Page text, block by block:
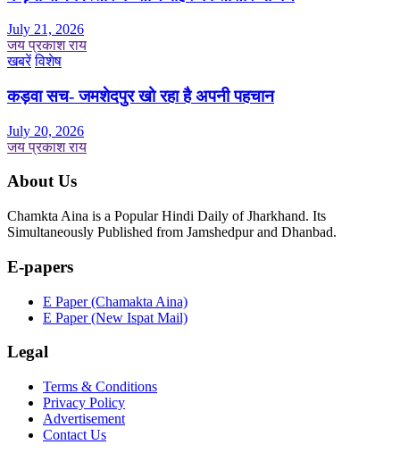
July 21, 2026
जय प्रकाश राय
खबरें विशेष
कड़वा सच- जमशेदपुर खो रहा है अपनी पहचान
July 20, 2026
जय प्रकाश राय
About Us
Chamkta Aina is a Popular Hindi Daily of Jharkhand. Its
Simultaneously Published from Jamshedpur and Dhanbad.
E-papers
E Paper (Chamakta Aina)
E Paper (New Ispat Mail)
Legal
Terms & Conditions
Privacy Policy
Advertisement
Contact Us